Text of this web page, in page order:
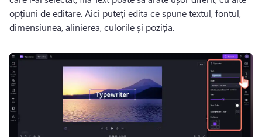
opțiuni de editare. Aici puteți edita ce spune textul, fontul,
dimensiunea, alinierea, culorile și poziția.